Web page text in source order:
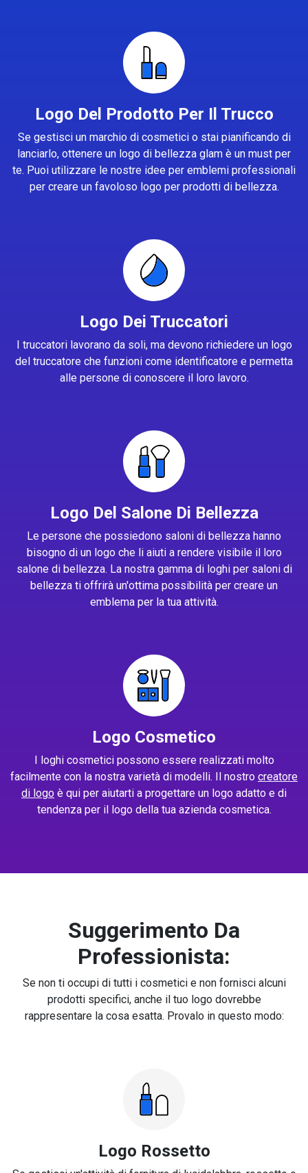
Logo Del Prodotto Per Il Trucco
Se gestisci un marchio di cosmetici o stai pianificando di
lanciarlo, ottenere un logo di bellezza glam è un must per
te. Puoi utilizzare le nostre idee per emblemi professionali
per creare un favoloso logo per prodotti di bellezza.
Logo Dei Truccatori
I truccatori lavorano da soli, ma devono richiedere un logo
del truccatore che funzioni come identificatore e permetta
alle persone di conoscere il loro lavoro.
Logo Del Salone Di Bellezza
Le persone che possiedono saloni di bellezza hanno
bisogno di un logo che li aiuti a rendere visibile il loro
salone di bellezza. La nostra gamma di loghi per saloni di
bellezza ti offrirà un'ottima possibilità per creare un
emblema per la tua attività.
Logo Cosmetico
I loghi cosmetici possono essere realizzati molto
facilmente con la nostra varietà di modelli. Il nostro creatore
di logo è qui per aiutarti a progettare un logo adatto e di
tendenza per il logo della tua azienda cosmetica.
Suggerimento Da
Professionista:
Se non ti occupi di tutti i cosmetici e non fornisci alcuni
prodotti specifici, anche il tuo logo dovrebbe
rappresentare la cosa esatta. Provalo in questo modo:
Logo Rossetto